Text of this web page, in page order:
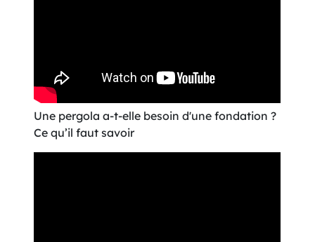
Une pergola a-t-elle besoin d'une fondation ?
Ce qu’il faut savoir